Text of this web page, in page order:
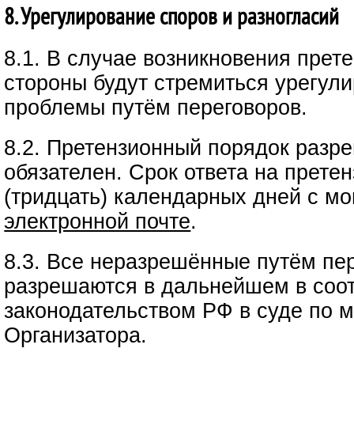
8. Урегулирование споров и разногласий
8.1. В случае возникновения
стороны будут стремиться
проблемы путём переговоров.
8.2. Претензионный порядок
обязателен. Срок ответа на
(тридцать) календарных дней с
электронной почте.
8.3. Все неразрешённые путём
разрешаются в дальнейшем в
законодательством РФ в суде по
Организатора.